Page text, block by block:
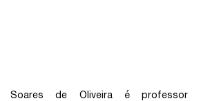
Soares de Oliveira é professor